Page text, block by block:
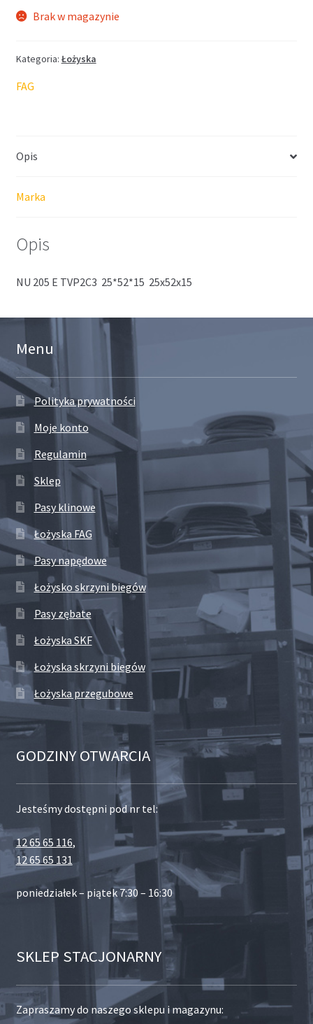
Brak w magazynie
Kategoria: Łożyska
FAG
Opis
Marka
Opis
NU 205 E TVP2C3 25*52*15 25x52x15
Menu
Polityka prywatności
Moje konto
Regulamin
Sklep
Pasy klinowe
Łożyska FAG
Pasy napędowe
Łożysko skrzyni biegów
Pasy zębate
Łożyska SKF
Łożyska skrzyni biegów
Łożyska przegubowe
GODZINY OTWARCIA
Jesteśmy dostępni pod nr tel:
12 65 65 116,
12 65 65 131
poniedziałek – piątek 7:30 – 16:30
SKLEP STACJONARNY
Zapraszamy do naszego sklepu i magazynu: